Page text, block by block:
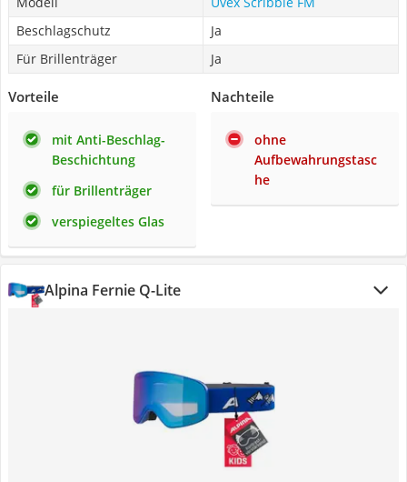
Beschlagschutz
Ja
Für Brillenträger
Ja
Vorteile
mit Anti-Beschlag-
Beschichtung
für Brillenträger
verspiegeltes Glas
Nachteile
ohne
Aufbewahrungstasc
he
Alpina Fernie Q-Lite